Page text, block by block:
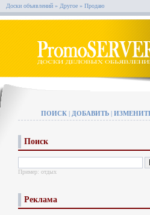
Доски объявлений » Другое » Продаю
ПОИСК| ДОБАВИТЬ|
Поиск
Пример: отдых
Реклама